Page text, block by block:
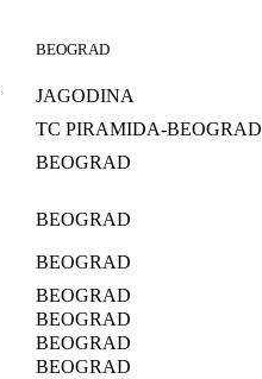
BEOGRAD
JAGODINA
TC PIRAMIDA-BEOGRAD
BEOGRAD
BEOGRAD
BEOGRAD
BEOGRAD
BEOGRAD
BEOGRAD
BEOGRAD